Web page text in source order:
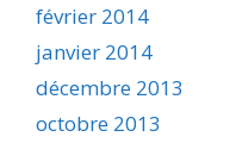
février 2014
janvier 2014
décembre 2013
octobre 2013